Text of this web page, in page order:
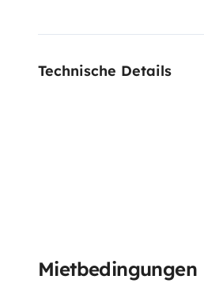
Technische Details
Mietbedingungen